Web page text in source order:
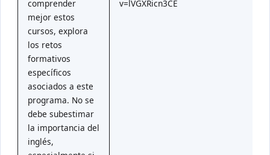
comprender
mejor estos
cursos, explora
los retos
formativos
específicos
asociados a este
programa. No se
debe subestimar
la importancia del
inglés,
v=lVGXRicn3CE